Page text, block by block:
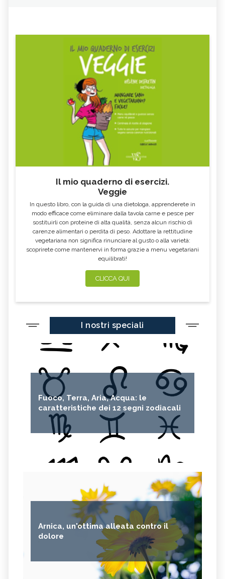
TARTARUGA DI TERRA
MACELLAZIONE CLANDESTINA, DI
PAPPATACI, CARATTERISTICHE
FRINGUELLO, CARATTERISTICHE GUFO, CARATTERISTICHE
BIRD GARDENING, CHE COS'È LEONE, CARATTERISTICHE
DAINO, CARATTERISTICHE PIPISTRELLO, CARATTERISTICHE
CAMMELLO, CARATTERISTICHE
SANTUARI PER ANIMALI, DI COSA SI
PROCESSIONARIA, COS'È
POLLAIO SOCIALE, DI COSA SI
BOMBI, API SELVATICHE DA
PRESERVARE
Il mio quaderno di esercizi.
Veggie
In questo libro, con la guida di una dietologa, apprenderete in
modo efficace come eliminare dalla tavola carne e pesce per
sostituirli con proteine di alta qualità, senza alcun rischio di
carenze alimentari o perdita di peso. Adottare la rettitudine
vegetariana non significa rinunciare al gusto o alla varietà:
scoprirete come mantenervi in forma grazie a menu vegetariani
equilibrati!
CLICCA QUI
I nostri speciali
Fuoco, Terra, Aria, Acqua: le
caratteristiche dei 12 segni zodiacali
Arnica, un'ottima alleata contro il
dolore